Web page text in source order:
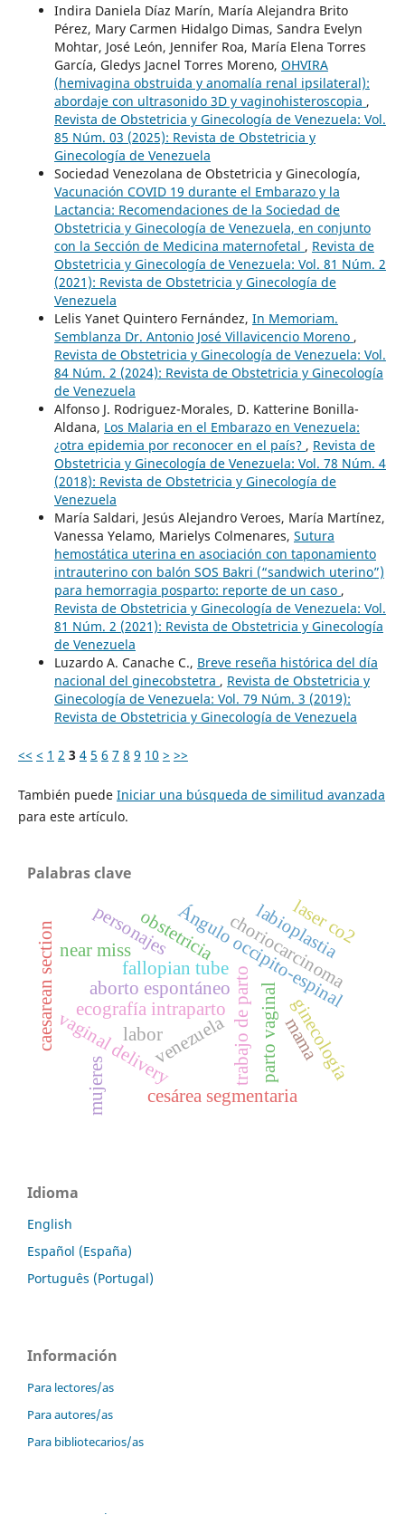
Indira Daniela Díaz Marín, María Alejandra Brito
Pérez, Mary Carmen Hidalgo Dimas, Sandra Evelyn
Mohtar, José León, Jennifer Roa, María Elena Torres
García, Gledys Jacnel Torres Moreno, OHVIRA
(hemivagina obstruida y anomalía renal ipsilateral):
abordaje con ultrasonido 3D y vaginohisteroscopia ,
Revista de Obstetricia y Ginecología de Venezuela: Vol.
85 Núm. 03 (2025): Revista de Obstetricia y
Ginecología de Venezuela
Sociedad Venezolana de Obstetricia y Ginecología,
Vacunación COVID 19 durante el Embarazo y la
Lactancia: Recomendaciones de la Sociedad de
Obstetricia y Ginecología de Venezuela, en conjunto
con la Sección de Medicina maternofetal , Revista de
Obstetricia y Ginecología de Venezuela: Vol. 81 Núm. 2
(2021): Revista de Obstetricia y Ginecología de
Venezuela
Lelis Yanet Quintero Fernández, In Memoriam.
Semblanza Dr. Antonio José Villavicencio Moreno ,
Revista de Obstetricia y Ginecología de Venezuela: Vol.
84 Núm. 2 (2024): Revista de Obstetricia y Ginecología
de Venezuela
Alfonso J. Rodriguez-Morales, D. Katterine Bonilla-
Aldana, Los Malaria en el Embarazo en Venezuela:
¿otra epidemia por reconocer en el país? , Revista de
Obstetricia y Ginecología de Venezuela: Vol. 78 Núm. 4
(2018): Revista de Obstetricia y Ginecología de
Venezuela
María Saldari, Jesús Alejandro Veroes, María Martínez,
Vanessa Yelamo, Marielys Colmenares, Sutura
hemostática uterina en asociación con taponamiento
intrauterino con balón SOS Bakri (“sandwich uterino”)
para hemorragia posparto: reporte de un caso ,
Revista de Obstetricia y Ginecología de Venezuela: Vol.
81 Núm. 2 (2021): Revista de Obstetricia y Ginecología
de Venezuela
Luzardo A. Canache C., Breve reseña histórica del día
nacional del ginecobstetra , Revista de Obstetricia y
Ginecología de Venezuela: Vol. 79 Núm. 3 (2019):
Revista de Obstetricia y Ginecología de Venezuela
<< < 1 2 3 4 5 6 7 8 9 10 > >>
También puede Iniciar una búsqueda de similitud avanzada
para este artículo.
Palabras clave
trabajo de parto
ecografía intrapartoÁngulo occipito-espinal
parto vaginal
cesárea segmentaria
labor
vaginal delivery
caesarean section choriocarcinoma
fallopian tube
aborto espontáneo
venezuela
obstetricia
personajes
ginecología
labioplastia
laser co2
mujeres
mama
near miss
Idioma
English
Español (España)
Português (Portugal)
Información
Para lectores/as
Para autores/as
Para bibliotecarios/as